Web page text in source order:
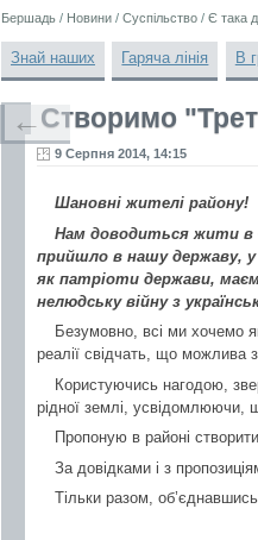
Бершадь / Новини / Суспільство / Є така
Знай наших Гаряча лінія В
Створимо
9 Серпня 2014, 14:15
Шановні жителі району!
Нам доводиться жити в
прийшло в нашу державу, у
як патріоти держави,
нелюдську війну з
Безумовно, всі ми хочемо
реалії свідчать, що можлива
Користуючись нагодою,
рідної землі,
Пропоную в районі
За довідками і з
Тільки разом,
←